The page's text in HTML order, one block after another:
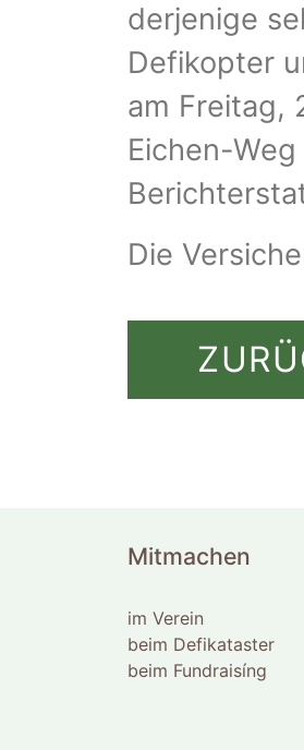
derjenige
Defikopter
am Freitag,
Eichen-
Die
Mitmachen
im Verein
beim Defikataster
beim Fundraisíng